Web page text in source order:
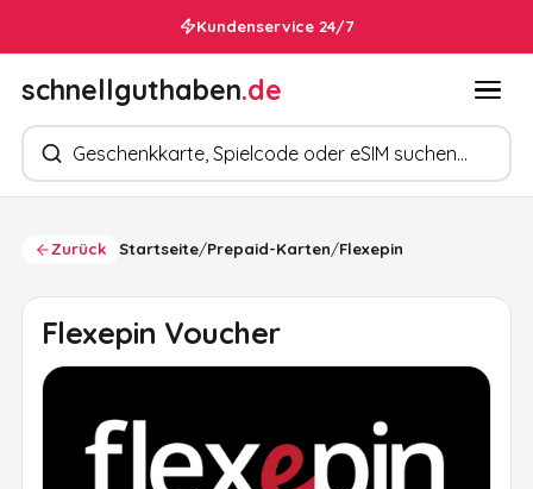
In 30 Sekunden in deinem Postfach
Kundenservice 24/7
schnellguthaben.de
Produkte suchen
Zurück Startseite/Prepaid-Karten/Flexepin
Flexepin Voucher